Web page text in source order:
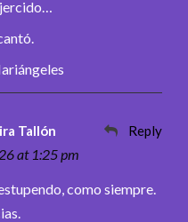
Tallón
at 1:25 pm
Reply
como siempre.